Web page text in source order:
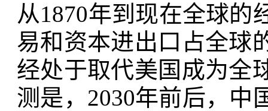
从1870年到现在全球的
易和资本进出口占全球
经处于取代美国成为全
测是，2030年前后，中